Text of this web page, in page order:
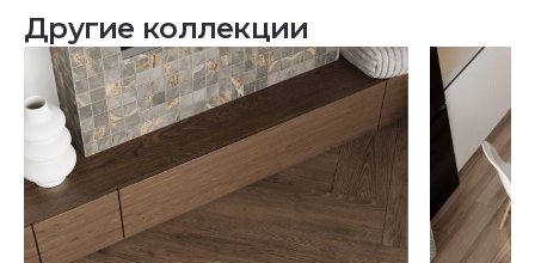
Другие коллекции